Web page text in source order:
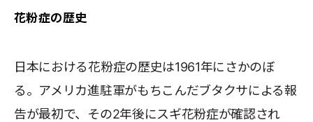
花粉症の歴史
日本における花粉症の歴史は1961年にさかのぼ
る。アメリカ進駐軍がもちこんだブタクサによる報
告が最初で、その2年後にスギ花粉症が確認され